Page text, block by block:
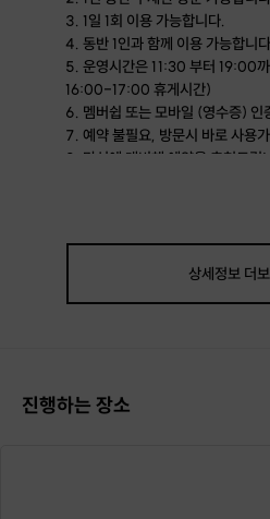
1일 1회 이용 가능합니다.
동반 1인과 함께 이용 가능합니
운영시간은 11:30 부터 19:00
16:00-17:00 휴게시간)
멤버쉽 또는 모바일 (영수증) 인
예약 불필요, 방문시 바로 사용
만석에 대비해 예약을 추천드립
상세정보더
진행하는 장소